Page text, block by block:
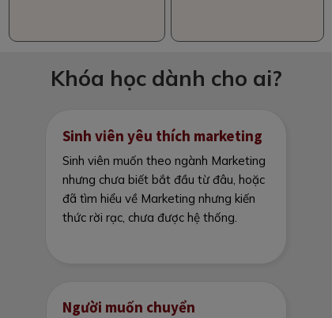
Khóa học dành cho ai?
Sinh viên muốn theo ngành Marketing
nhưng chưa biết bắt đầu từ đâu, hoặc
đã tìm hiểu về Marketing nhưng kiến
thức rời rạc, chưa được hệ thống.
Sinh viên yêu thích marketing
Người muốn chuyển